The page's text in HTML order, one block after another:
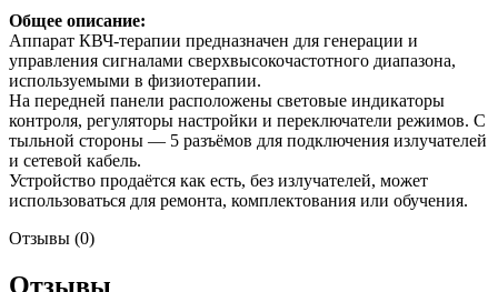
Общее описание:
Аппарат КВЧ-терапии предназначен для генерации и
управления сигналами сверхвысокочастотного диапазона,
используемыми в физиотерапии.
На передней панели расположены световые индикаторы
контроля, регуляторы настройки и переключатели режимов. С
тыльной стороны — 5 разъёмов для подключения излучателей
и сетевой кабель.
Устройство продаётся как есть, без излучателей, может
использоваться для ремонта, комплектования или обучения.
Отзывы (0)
Отзывы